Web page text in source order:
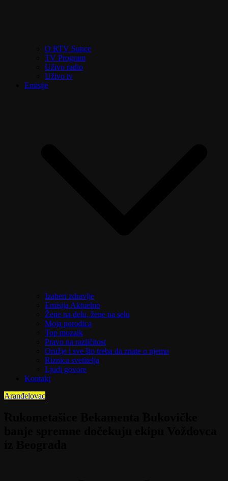
O RTV Sunce
TV Program
Uživo radio
Uživo tv
Emisije
Izaberi zdravlje
Emisija Aktuelno
Žene na delu, žene na selu
Moja porodica
Top mozaik
Pravo na različitost
Oružje i sve što treba da znate o njemu
Riznica svetitelja
Ljudi govore
Kontakt
Aranđelovac